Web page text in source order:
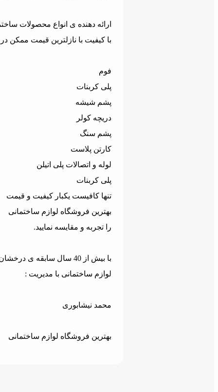
ارائه دهنده ی انواع محصولات
با کیفیت با نازلترین قیمت ممکن
فوم
پلی کربنات
پشم شیشه
دریچه کولر
پشم سنگ
کارتن پلاست
لوله و اتصالات پلی اتیلن
پلی کربنات
تنها کافیست یکبار کیفیت و قیمت
بهترین فروشگاه لوازم ساختمانی
را تجربه و مقایسه نمایید.
با بیش از 40 سال سابقه ی درخشان در زمینه ی
لوازم ساختمانی با مدیریت :
محمد نیشابوری
بهترین فروشگاه لوازم ساختمانی